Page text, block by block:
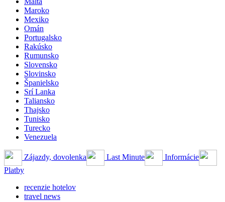
Maroko
Mexiko
Omán
Portugalsko
Rakúsko
Rumunsko
Slovensko
Slovinsko
Španielsko
Srí Lanka
Taliansko
Thajsko
Tunisko
Turecko
Venezuela
Zájazdy, dovolenka Last Minute
Informácie
Platby
recenzie hotelov
travel news